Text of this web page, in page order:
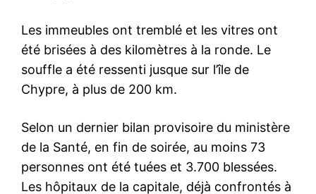
Les immeubles ont tremblé et les vitres ont
été brisées à des kilomètres à la ronde. Le
souffle a été ressenti jusque sur l’île de
Chypre, à plus de 200 km.
Selon un dernier bilan provisoire du ministère
de la Santé, en fin de soirée, au moins 73
personnes ont été tuées et 3.700 blessées.
Les hôpitaux de la capitale, déjà confrontés à